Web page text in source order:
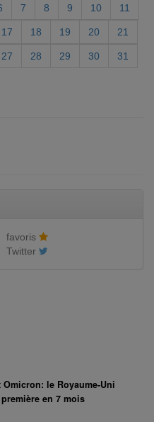
7 8 9 10 11
17 18 19 20 21
27 28 29 30 31
favoris
Twitter
le Royaume-Uni
en 7 mois